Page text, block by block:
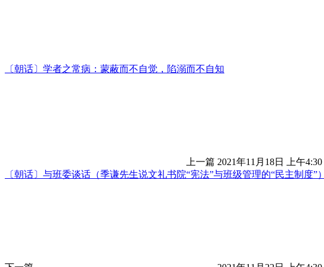
〔朝话〕学者之常病：蒙蔽而不自觉，陷溺而不自知
上一篇 2021年11月18日 上午4:30
〔朝话〕与班委谈话（季谦先生说文礼书院“宪法”与班级管理的“民主制度”）